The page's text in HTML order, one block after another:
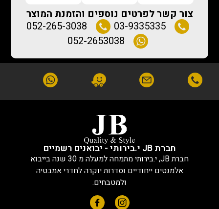
צור קשר לפרטים נוספים והזמנת המוצר
03-9335335
052-265-3038
052-2653038
חברת JB י.בירותי - יבואנים רשמיים
חברת JB, י.בירותי מתמחה למעלה מ 30 שנה בייבוא
אלמנטים ייחודיים וסדרות יוקרה לחדרי אמבטיה
ולמטבחים.